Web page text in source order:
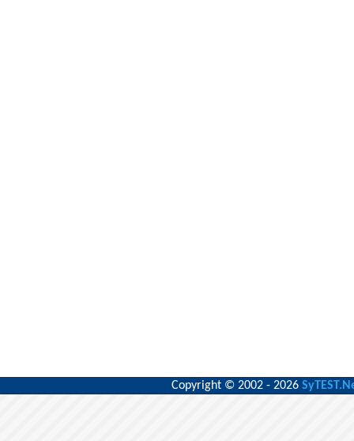
Copyright © 2002 - 2026